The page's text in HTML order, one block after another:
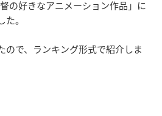
の好きなアニメーション作品」に
。
ので、ランキング形式で紹介しま